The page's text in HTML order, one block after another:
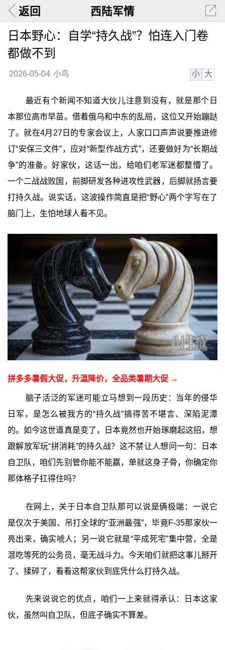
返回 西陆军情
日本野心：自学“持久战”？怕连入门卷
都做不到
2026-05-04 小鸟 小 大
最近有个新闻不知道大伙儿注意到没有，就是那个日
本那位高市早苗。借着俄乌和中东的乱局，这位又开始蹦跶
了。就在4月27日的专家会议上，人家口口声声说要推进修
订“安保三文件”，应对“新型作战方式”，还要做好为“长期战
争”的准备。好家伙，这话一出，给咱们老军迷都整懵了。
一个二战战败国，前脚研发各种进攻性武器，后脚就扬言要
打持久战。说实话，这波操作简直是把“野心”两个字写在了
脑门上，生怕地球人看不见。
拼多多暑假大促，升温降价，全品类暑期大促 →
脑子活泛的军迷可能立马想到一段历史：当年的侵华
日军，是怎么被我方的“持久战”搞得苦不堪言、深陷泥潭
的。如今这世道真是变了，日本竟然也开始琢磨起这招，想
跟解放军玩“拼消耗”的持久战？这不禁让人想问一句：日本
自卫队，咱们先别管你能不能赢，单就这身子骨，你确定你
那体格子扛得住吗？
在网上，关于日本自卫队那可以说是俩极端：一说它
是仅次于美国、吊打全球的“亚洲最强”，毕竟F-35那家伙一
亮出来，确实唬人；另一说它就是“平成死宅”集中营，全是
混吃等死的公务员，毫无战斗力。今天咱们就把这事儿掰开
了、揉碎了，看看这帮家伙到底凭什么打持久战。
先来说说它的优点，咱们一上来就得承认：日本这家
伙，虽然叫自卫队，但底子确实不算差。